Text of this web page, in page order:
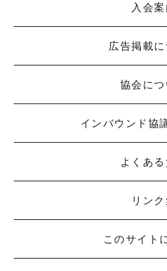
入会案
広告掲載に
協会につ
インバウンド協
よくある
リン
このサイト